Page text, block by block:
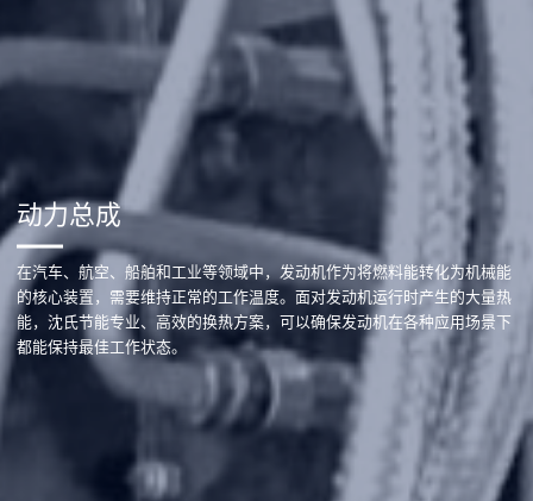
动力总成
在汽车、航空、船舶和工业等领域中，发动机作为将燃料能转化为机械能
的核心装置，需要维持正常的工作温度。面对发动机运行时产生的大量热
能，沈氏节能专业、高效的换热方案，可以确保发动机在各种应用场景下
都能保持最佳工作状态。